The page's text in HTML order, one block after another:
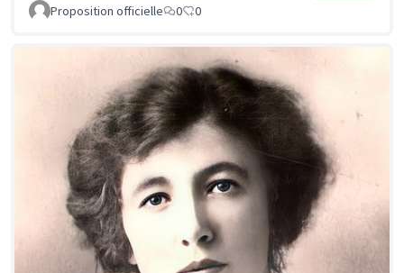
Proposition officielle
0 0